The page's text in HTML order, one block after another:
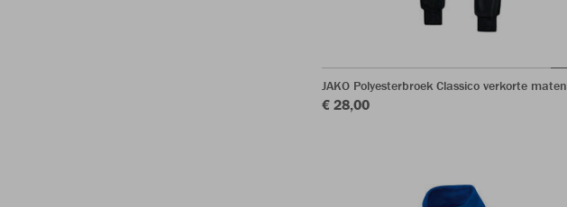
JAKO Polyesterbroek Classico verkorte maten
€ 28,00